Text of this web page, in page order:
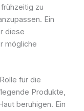
zu
Ein
diese
mögliche
für die
Produkte,
beruhigen. Ein